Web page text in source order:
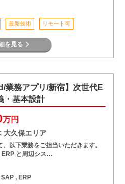
最新技術 リモート可
を見る
業務アプリ/新宿】次世代E
・基本設計
万円
久保エリア
、以下業務をご担当いただきます。
と周辺シス…
, ERP